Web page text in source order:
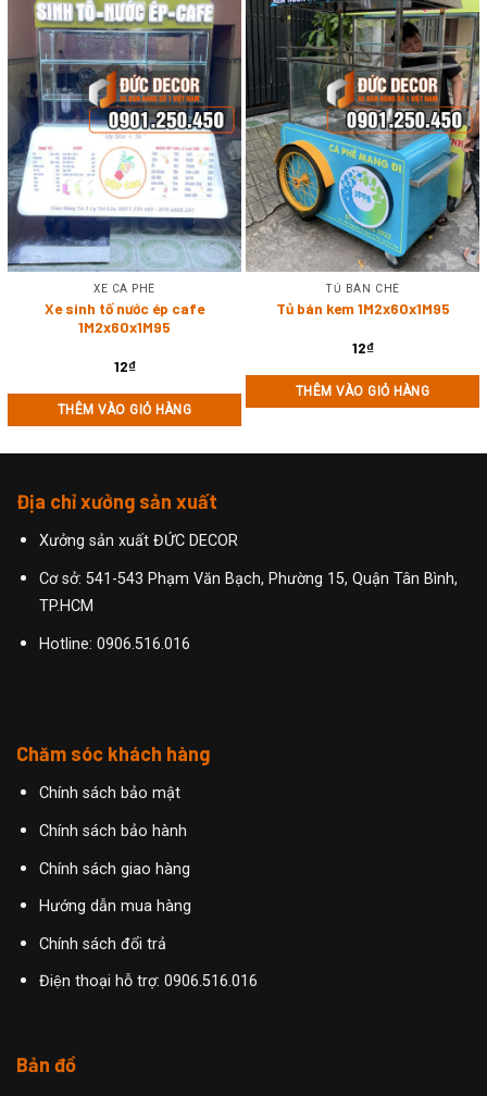
XE CÀ PHÊ
Xe sinh tố nước ép cafe
1M2x60x1M95
12₫
THÊM VÀO GIỎ HÀNG
TỦ BÁN CHÈ
Tủ bán kem 1M2x60x1M95
12₫
THÊM VÀO GIỎ HÀNG
Địa chỉ xưởng sản xuất
Xưởng sản xuất ĐỨC DECOR
Cơ sở: 541-543 Phạm Văn Bạch, Phường 15, Quận Tân Bình,
TP.HCM
Hotline: 0906.516.016
Chăm sóc khách hàng
Chính sách bảo mật
Chính sách bảo hành
Chính sách giao hàng
Hướng dẫn mua hàng
Chính sách đổi trả
Điện thoại hỗ trợ: 0906.516.016
Bản đồ